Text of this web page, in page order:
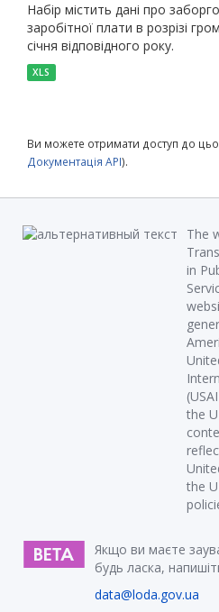
Набір містить дані про
заробітної плати в розрізі
січня відповідного року.
XLS
Ви можете отримати доступ до
Документація API).
The
in
the
the
Якщо ви маєте
будь ласка,
data@loda.gov.ua